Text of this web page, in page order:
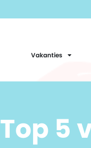
Vakanties
Top 5